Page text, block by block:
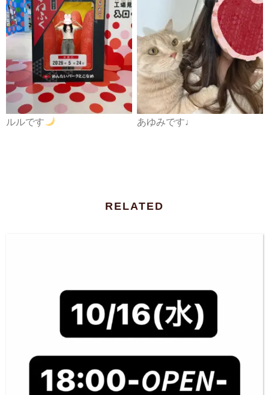
ルルです あゆみです♩
RELATED